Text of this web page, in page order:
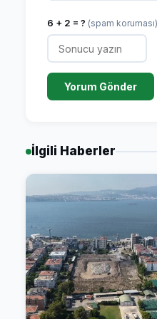
6 + 2 = ? (spam koruması)
Yorum Gönder
İlgili Haberler